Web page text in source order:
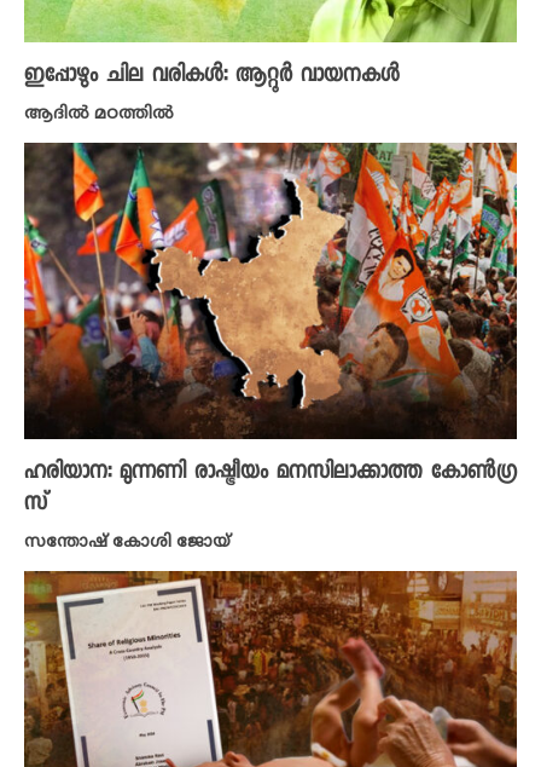
ഇപ്പോഴും ചില വരികൾ: ആറ്റൂർ വായനകൾ
ആദിൽ മഠത്തിൽ
ഹരി‌യാന: മുന്നണി രാഷ്ട്രീയം മനസിലാക്കാത്ത കോൺ‌​ഗ്ര
സ്
സന്തോഷ് കോശി ജോയ്